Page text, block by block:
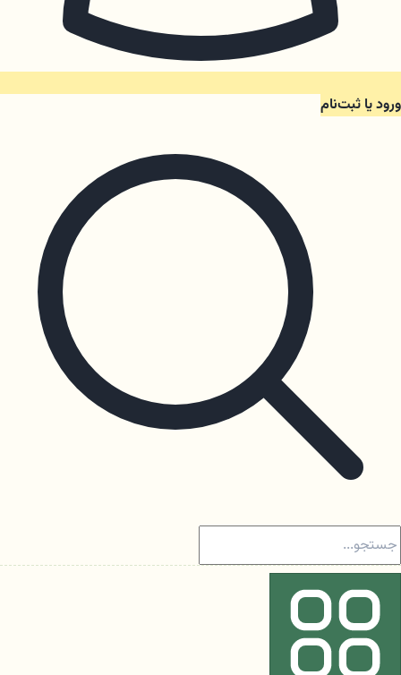
ورود یا ثبت‌نام